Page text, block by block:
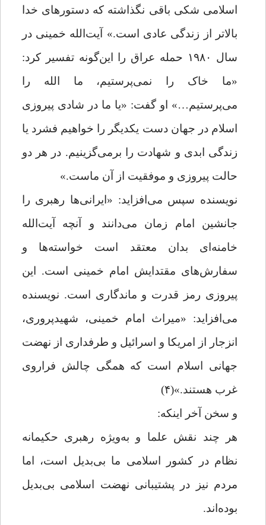
اسلامی شکی باقی نگذاشته که دستورهای خدا
بالاتر از زندگی عادی است.» آیت‌الله خمینی در
سال ۱۹۸۰ حمله عراق را این‌گونه تفسیر کرد:
«ما خاک را نمی‌پرستیم، ما الله را
می‌پرستیم…» او گفت: «یا ما در شادی پیروزی
اسلام در جهان دست یکدیگر را خواهیم فشرد یا
زندگی ابدی و شهادت را برمی‌گزینیم. در هر دو
حالت پیروزی و موفقیت از آن ماست.»
نویسنده سپس می‌افزاید: «ایرانی‌ها رهبری را
جانشین امام زمان می‌دانند و آنچه آیت‌الله
خامنه‌ای بدان معتقد است خواسته‌ها و
سفارش‌های مقتدایش امام خمینی است. این
پیروزی رمز قدرت و ماندگاری است. نویسنده
می‌افزاید: «میراث امام خمینی، شهیدپروری،
انزجار از امریکا و اسرائیل و طرفداری از نهضت
جهانی اسلام است که همگی چالش فراروی
غرب هستند.»(۴)
و سخن آخر اینکه:
هر چند نقش علما و به‌ویژه رهبری حکیمانه
نظام در کشور اسلامی ما بی‌بدیل است، اما
مردم نیز در پشتیبانی نهضت اسلامی بی‌بدیل
بوده‌اند.